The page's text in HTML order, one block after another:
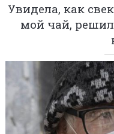
Увидела, как
мой чай,